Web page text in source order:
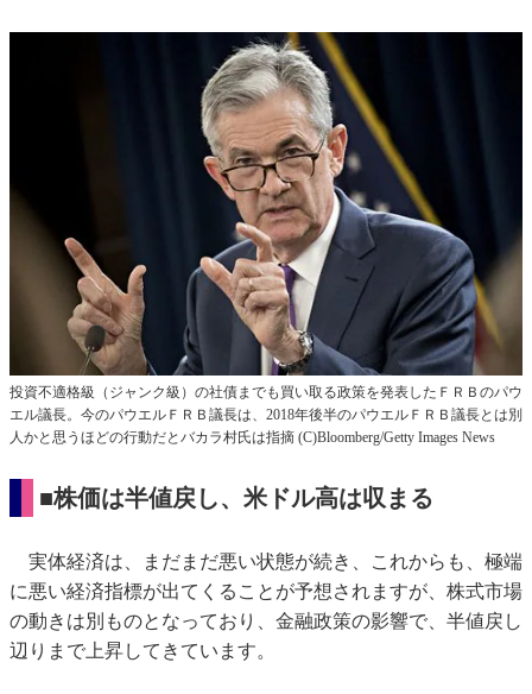
投資不適格級（ジャンク級）の社債までも買い取る政策を発表したＦＲＢのパウ
エル議長。今のパウエルＦＲＢ議長は、2018年後半のパウエルＦＲＢ議長とは別
人かと思うほどの行動だとバカラ村氏は指摘 (C)Bloomberg/Getty Images News
■株価は半値戻し、米ドル高は収まる
実体経済は、まだまだ悪い状態が続き、これからも、極端
に悪い経済指標が出てくることが予想されますが、株式市場
の動きは別ものとなっており、金融政策の影響で、半値戻し
辺りまで上昇してきています。